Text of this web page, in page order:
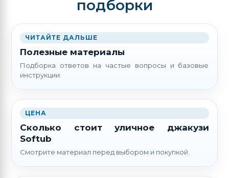
подборки
ЧИТАЙТЕ ДАЛЬШЕ
Полезные материалы
Подборка ответов на частые вопросы и базовые
инструкции.
ЦЕНА
Сколько стоит уличное джакузи
Softub
Смотрите материал перед выбором и покупкой.